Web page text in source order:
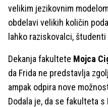
velikim jezikovnim
obdelavi velikih količin
lahko raziskovalci,
Dekanja fakultete Mojca
da Frida ne predstavlja
ampak odpira nove
Dodala je, da se fakulteta